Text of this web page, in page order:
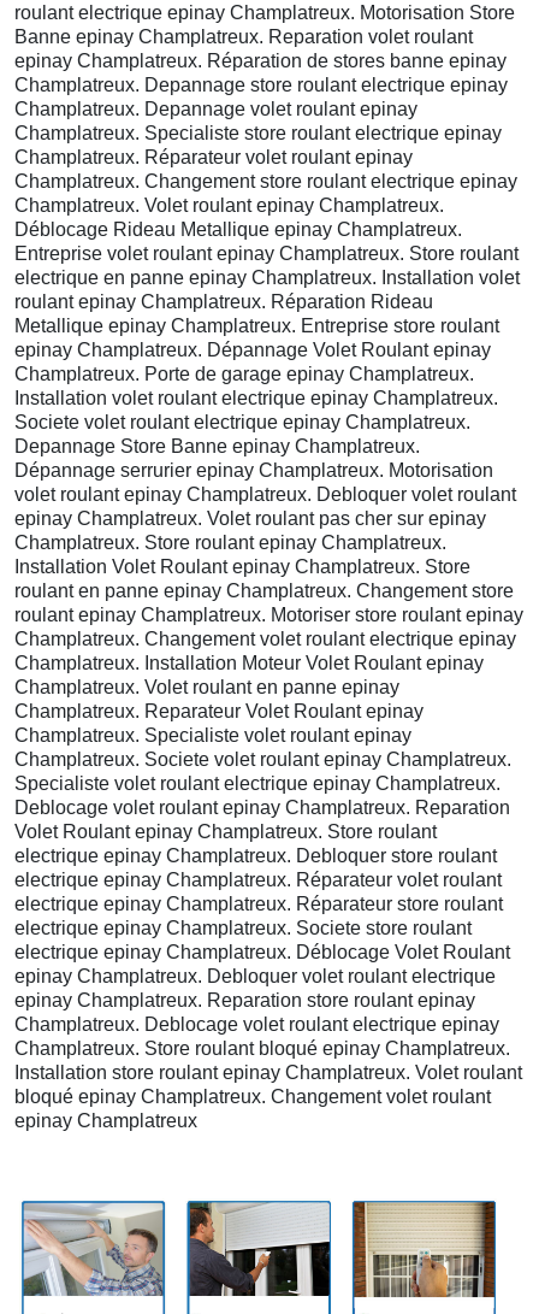
roulant electrique epinay Champlatreux. Motorisation Store
Banne epinay Champlatreux. Reparation volet roulant
epinay Champlatreux. Réparation de stores banne epinay
Champlatreux. Depannage store roulant electrique epinay
Champlatreux. Depannage volet roulant epinay
Champlatreux. Specialiste store roulant electrique epinay
Champlatreux. Réparateur volet roulant epinay
Champlatreux. Changement store roulant electrique epinay
Champlatreux. Volet roulant epinay Champlatreux.
Déblocage Rideau Metallique epinay Champlatreux.
Entreprise volet roulant epinay Champlatreux. Store roulant
electrique en panne epinay Champlatreux. Installation volet
roulant epinay Champlatreux. Réparation Rideau
Metallique epinay Champlatreux. Entreprise store roulant
epinay Champlatreux. Dépannage Volet Roulant epinay
Champlatreux. Porte de garage epinay Champlatreux.
Installation volet roulant electrique epinay Champlatreux.
Societe volet roulant electrique epinay Champlatreux.
Depannage Store Banne epinay Champlatreux.
Dépannage serrurier epinay Champlatreux. Motorisation
volet roulant epinay Champlatreux. Debloquer volet roulant
epinay Champlatreux. Volet roulant pas cher sur epinay
Champlatreux. Store roulant epinay Champlatreux.
Installation Volet Roulant epinay Champlatreux. Store
roulant en panne epinay Champlatreux. Changement store
roulant epinay Champlatreux. Motoriser store roulant epinay
Champlatreux. Changement volet roulant electrique epinay
Champlatreux. Installation Moteur Volet Roulant epinay
Champlatreux. Volet roulant en panne epinay
Champlatreux. Reparateur Volet Roulant epinay
Champlatreux. Specialiste volet roulant epinay
Champlatreux. Societe volet roulant epinay Champlatreux.
Specialiste volet roulant electrique epinay Champlatreux.
Deblocage volet roulant epinay Champlatreux. Reparation
Volet Roulant epinay Champlatreux. Store roulant
electrique epinay Champlatreux. Debloquer store roulant
electrique epinay Champlatreux. Réparateur volet roulant
electrique epinay Champlatreux. Réparateur store roulant
electrique epinay Champlatreux. Societe store roulant
electrique epinay Champlatreux. Déblocage Volet Roulant
epinay Champlatreux. Debloquer volet roulant electrique
epinay Champlatreux. Reparation store roulant epinay
Champlatreux. Deblocage volet roulant electrique epinay
Champlatreux. Store roulant bloqué epinay Champlatreux.
Installation store roulant epinay Champlatreux. Volet roulant
bloqué epinay Champlatreux. Changement volet roulant
epinay Champlatreux